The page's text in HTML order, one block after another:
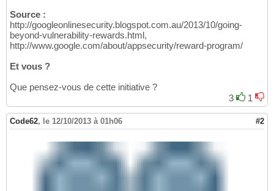
Source :
http://googleonlinesecurity.blogspot.com.au/2013/10/going-
beyond-vulnerability-rewards.html,
http://www.google.com/about/appsecurity/reward-program/
Et vous ?
Que pensez-vous de cette initiative ?
3
1
Code62, le 12/10/2013 à 01h06 #2